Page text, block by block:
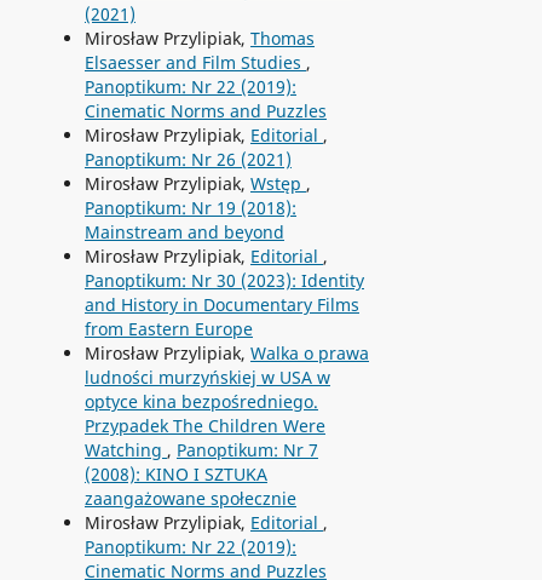
(2021)
Mirosław Przylipiak, Thomas
Elsaesser and Film Studies ,
Panoptikum: Nr 22 (2019):
Cinematic Norms and Puzzles
Mirosław Przylipiak, Editorial ,
Panoptikum: Nr 26 (2021)
Mirosław Przylipiak, Wstęp ,
Panoptikum: Nr 19 (2018):
Mainstream and beyond
Mirosław Przylipiak, Editorial ,
Panoptikum: Nr 30 (2023): Identity
and History in Documentary Films
from Eastern Europe
Mirosław Przylipiak, Walka o prawa
ludności murzyńskiej w USA w
optyce kina bezpośredniego.
Przypadek The Children Were
Watching , Panoptikum: Nr 7
(2008): KINO I SZTUKA
zaangażowane społecznie
Mirosław Przylipiak, Editorial ,
Panoptikum: Nr 22 (2019):
Cinematic Norms and Puzzles